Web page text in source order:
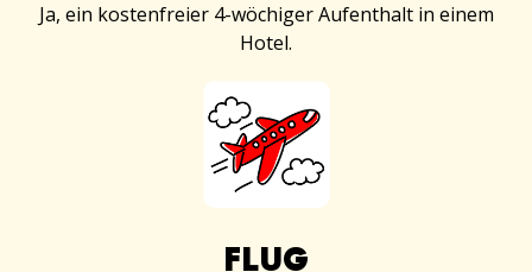
Ja, ein kostenfreier 4-wöchiger Aufenthalt in einem
Hotel.
FLUG